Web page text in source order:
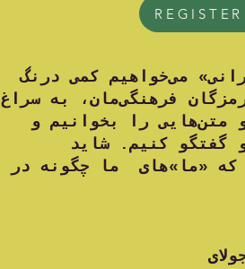
در «پرسمان کیستی ایرانی» می‌خواهیم کمی درنگ
فرهنگی‌مان، به سراغ
متن‌هایی را بخوانیم و
گفتگو کنیم. شاید
که «ما»های ما چگونه در
REGISTER